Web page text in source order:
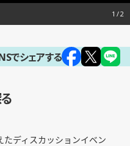
1
でシェアする
ディスカッションイベン